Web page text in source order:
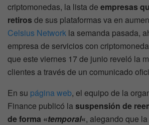
criptomonedas, la lista de empresas
retiros de sus plataformas va en
Celsius Network la semanda pasada,
empresa de servicios con
que este viernes 17 de junio reveló la
clientes a través de un comunicado
En su página web, el equipo de la
Finance publicó lasuspensión de
de forma «temporal«, alegando que